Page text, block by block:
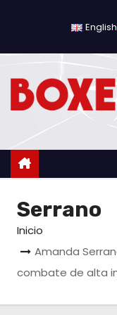
l
d
English
Serrano
Inicio
Amanda
combate de alta